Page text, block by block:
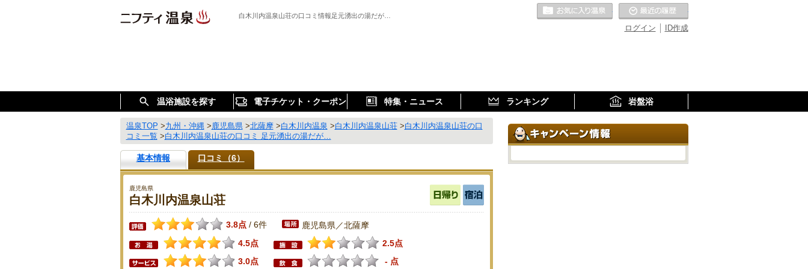
白木川内温泉山荘の口コミ情報足元湧出の湯だが…
ID作成
ログイン
お気に入りの温泉
温浴施設を探す 電子チケット・クーポン 特集・ニュース ランキング 岩盤浴
温泉TOP >九州・沖縄>鹿児島県>北薩摩>白木川内温泉 >白木川内温泉山荘>白木川内温泉山荘の口
コミ一覧 >白木川内温泉山荘の口コミ 足元湧出の湯だが…
基本情報 口コミ（6）
鹿児島県
白木川内温泉山荘
3.8点 / 6件 鹿児島県／北薩摩
4.5点
2.5点
3.0点
- 点